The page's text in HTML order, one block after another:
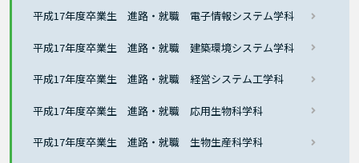
平成17年度卒業生 進路・就職 電子情報システム学科
平成17年度卒業生 進路・就職 建築環境システム学科
平成17年度卒業生 進路・就職 経営システム工学科
平成17年度卒業生 進路・就職 応用生物科学科
平成17年度卒業生 進路・就職 生物生産科学科